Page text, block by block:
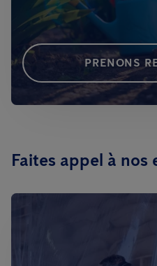
PRENONS
Faites appel à nos